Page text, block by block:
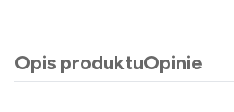
Opis produktuOpinie